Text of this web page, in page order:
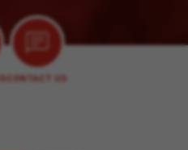
CONTACT US